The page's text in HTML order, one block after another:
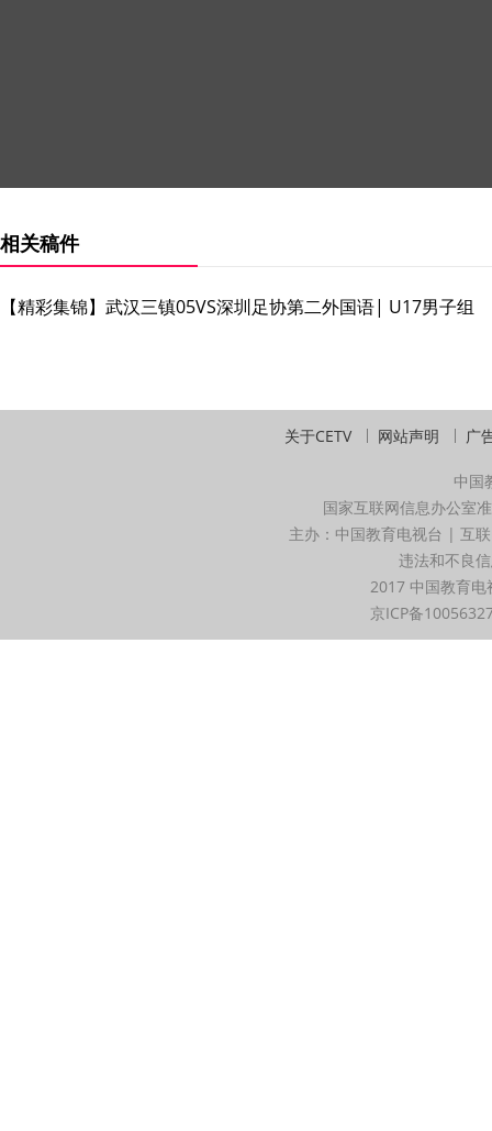
相关稿件
【精彩集锦】武汉三镇05VS深圳足协第二外国语| U17男子组
关于CETV 网站声明 广
中国
国家互联网信息办公室
主办：中国教育电视台 | 互
违法和不良
2017 中国教育
京ICP备